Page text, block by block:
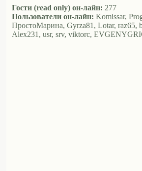
Гости (read only) он-лайн: 277
Пользователи он-лайн: Komissar,
ПростоМарина, Gyrza81, Lotar, raz65,
Alex231, usr, srv, viktorc,